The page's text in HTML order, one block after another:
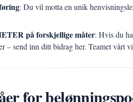
: Du vil motta en unik
på forskjellige måter: Hvis du
– send inn ditt bidrag her. Teamet vårt
for